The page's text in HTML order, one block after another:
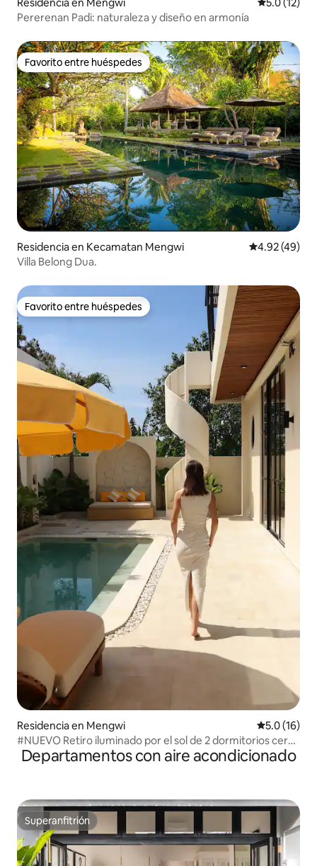
Residencia en Mengwi Calificación
5.0 (12)
Pererenan Padi: naturaleza y diseño en armonía
Favorito entre huéspedes
Favorito entre huéspedes
Residencia en Kecamatan Mengwi Calificación
4.92 (49)
Villa Belong Dua.
Favorito entre huéspedes
Favorito entre huéspedes
Residencia en Mengwi Calificación
5.0 (16)
#NUEVO Retiro iluminado por el sol de 2 dormitorios cerca
de la PLAYA con azotea
Departamentos con aire acondicionado
Superanfitrión
Superanfitrión